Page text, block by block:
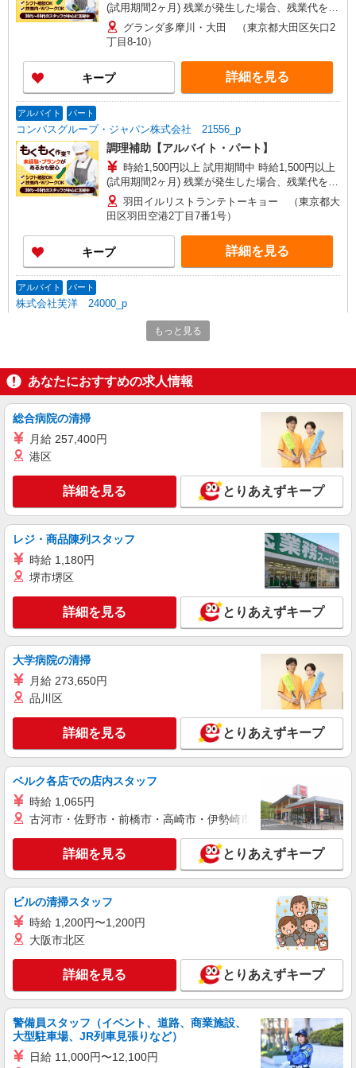
(試用期間2ヶ月) 残業が発生した場合、残業代を1
分単位で別途支給します。
グランダ多摩川・大田 （東京都大田区矢口2
丁目8-10）
キープ 詳細を見る
アルバイト パート
コンパスグループ・ジャパン株式会社 21556_p
調理補助【アルバイト・パート】
時給1,500円以上 試用期間中 時給1,500円以上
(試用期間2ヶ月) 残業が発生した場合、残業代を1
分単位で別途支給します。
羽田イルリストランテトーキョー （東京都大
田区羽田空港2丁目7番1号）
キープ 詳細を見る
アルバイト パート
株式会社芙洋 24000_p
調理補助【アルバイト・パート】
時給1,226円以上 試用期間中 時給1,226円以上
分単位で別途支給します。
キヤノン本社Ｂ棟店 （東京都大田区下丸子3-
30-2 キヤノン株式会社本社内）
キープ 詳細を見る
アルバイト
コンパスグループ・ジャパン株式会社 39495_p
調理補助【アルバイト・パート】
時給1,300円以上 試用期間中 時給1,300円以上
分単位で別途支給します。
医療法人横浜未来 大田池上病院 （東京都大
キープ 詳細を見る
アルバイト パート
コンパスグループ・ジャパン株式会社 39306_p
分単位で別途支給します。
グランダ多摩川・大田 （東京都大田区矢口2
丁目8-10）
キープ
アルバイト パート
コンパスグループ・ジャパン株式会社 39275_p
調理師【アルバイト・パート】
時給1,600円以上 試用期間中 時給1,600円以上
(試用期間2ヶ月) 残業が発生した場合、残業代を1
グランダ大森山王 （東京都大田区山王1-40-
キープ 詳細を見る
コンパスグループ・ジャパン株式会社 21556_f
調理師【正社員】
月給28万円〜38万円 試用期間中 月給28万円〜
38万円(試用期間3ヶ月) 残業が発生した場合、残業
もっと見る
あなたにおすすめの求人情報
総合病院の清掃
月給 257,400円
港区
詳細を見る とりあえずキープ
レジ・商品陳列スタッフ
時給 1,180円
堺市堺区
詳細を見る とりあえずキープ
大学病院の清掃
月給 273,650円
品川区
詳細を見る とりあえずキープ
ベルク各店での店内スタッフ
時給 1,065円
古河市・佐野市・前橋市・高崎市・伊勢崎市・太田市・館林市
詳細を見る とりあえずキープ
ビルの清掃スタッフ
時給 1,200円〜1,200円
大阪市北区
詳細を見る とりあえずキープ
警備員スタッフ（イベント、道路、商業施設、
大型駐車場、JR列車見張りなど）
日給 11,000円〜12,100円